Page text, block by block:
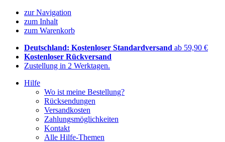
zur Navigation
zum Inhalt
zum Warenkorb
Deutschland: Kostenloser Standardversand ab 59,90 €
Kostenloser Rückversand
Zustellung in 2 Werktagen.
Hilfe
Wo ist meine Bestellung?
Rücksendungen
Versandkosten
Zahlungsmöglichkeiten
Kontakt
Alle Hilfe-Themen